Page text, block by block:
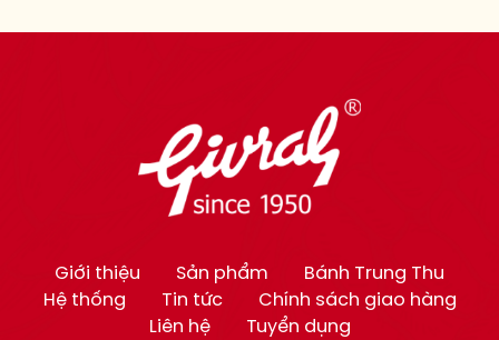
Giới thiệu Sản phẩm
Bánh Trung Thu
Hệ thống
Tin tức
Chính sách giao hàng
Liên hệ
Tuyển dụng